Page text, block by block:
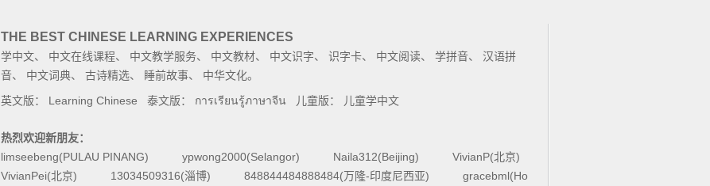
THE BEST CHINESE LEARNING EXPERIENCES
学中文、 中文在线课程、 中文教学服务、 中文教材、 中文识字、 识字卡、 中文阅读、 学拼音、 汉语拼
音、 中文词典、 古诗精选、 睡前故事、 中华文化。
英文版： Learning Chinese 泰文版： การเรียนรู้ภาษาจีน 儿童版： 儿童学中文
热烈欢迎新朋友：
limseebeng(PULAU PINANG)
ypwong2000(Selangor) Naila312(Beijing)
VivianP(北京)
VivianPei(北京)
13034509316(淄博) 848844484888484(万隆-印度尼西亚) gracebml(Ho